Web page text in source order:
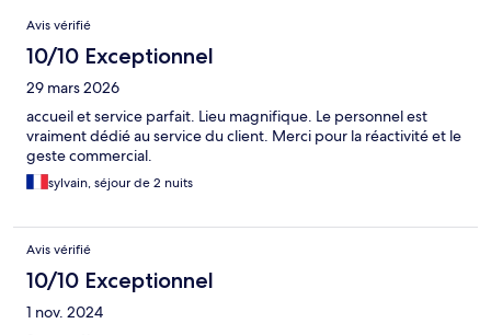
Avis
Avis vérifié
10/10 Exceptionnel
29 mars 2026
accueil et service parfait. Lieu magnifique. Le personnel est
vraiment dédié au service du client. Merci pour la réactivité et le
geste commercial.
sylvain, séjour de 2 nuits
Avis vérifié
10/10 Exceptionnel
1 nov. 2024